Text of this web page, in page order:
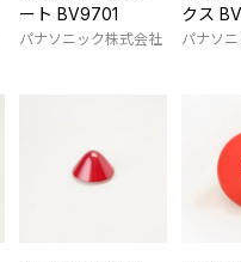
ート BV9701
パナソニック株式会社
クス
パナソ